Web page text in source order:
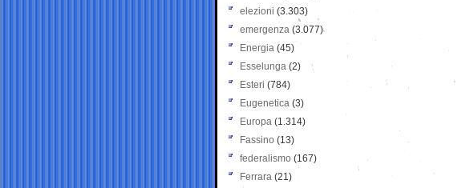
elezioni (3.303)
emergenza (3.077)
Energia (45)
Esselunga (2)
Esteri (784)
Eugenetica (3)
Europa (1.314)
Fassino (13)
federalismo (167)
Ferrara (21)